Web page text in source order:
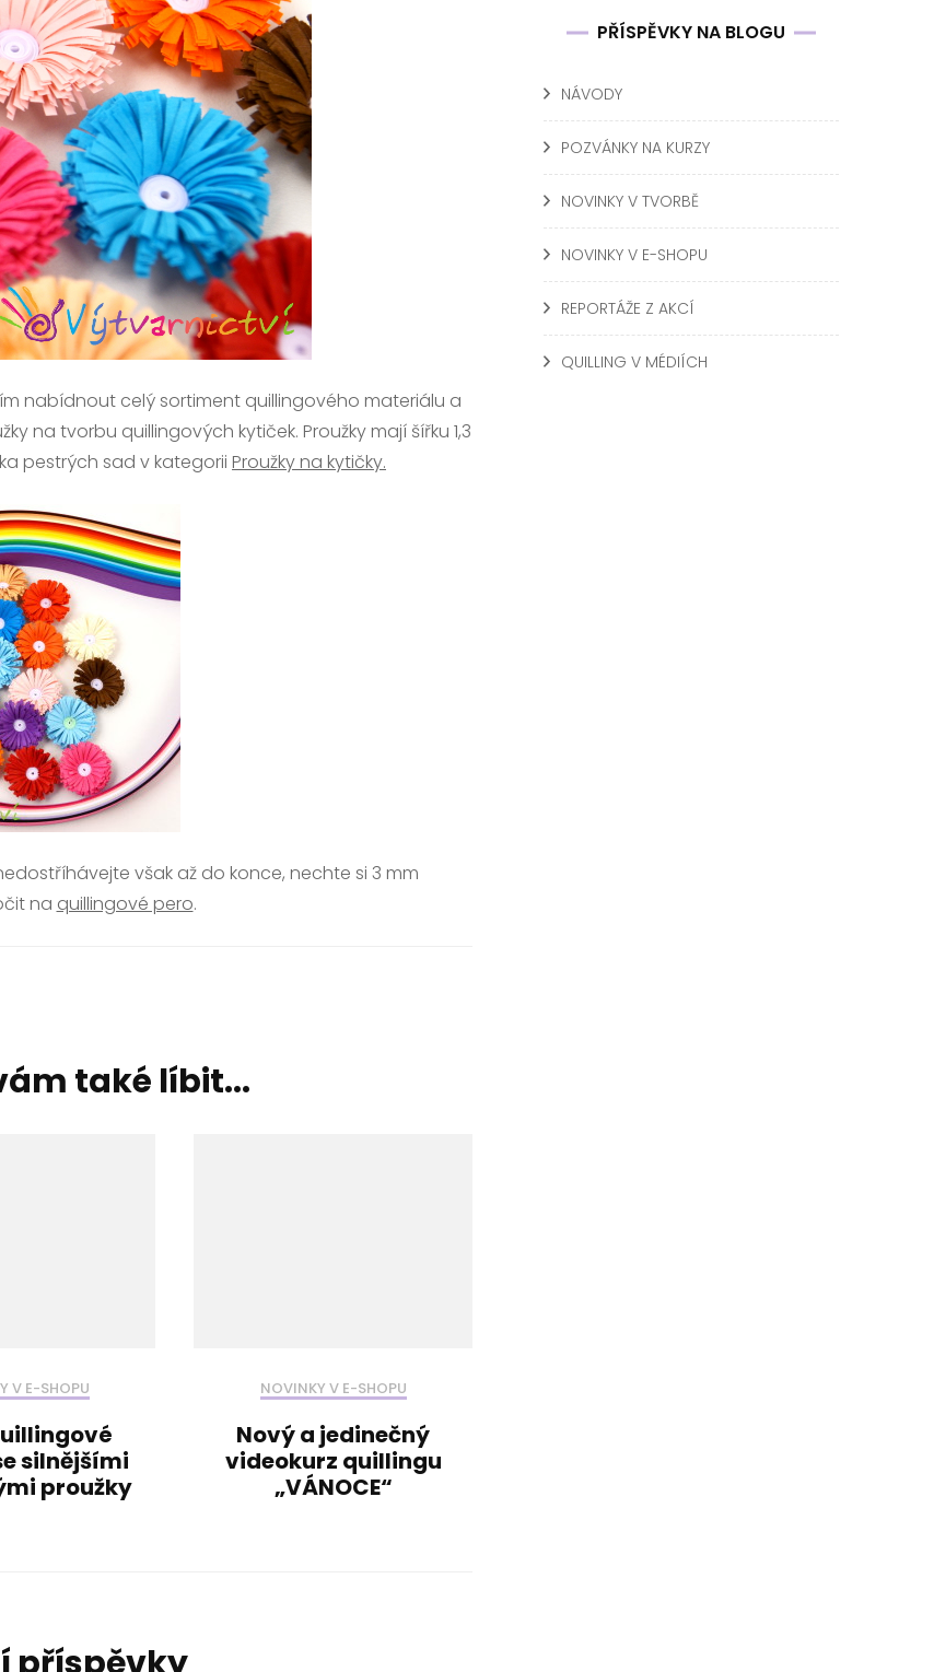
nabídnout celý sortiment quillingového materiálu a
na tvorbu quillingových kytiček. Proužky mají šířku 1,3
pestrých sad v kategorii Proužky na kytičky.
však až do konce, nechte si 3 mm
na quillingové pero.
také líbit...
V E-SHOPU
silnějšími
proužky
NOVINKY V E-SHOPU
Nový a jedinečný
videokurz quillingu
„VÁNOCE“
PŘÍSPĚVKY NA BLOGU
NÁVODY
POZVÁNKY NA KURZY
NOVINKY V TVORBĚ
NOVINKY V E-SHOPU
REPORTÁŽE Z AKCÍ
QUILLING V MÉDIÍCH